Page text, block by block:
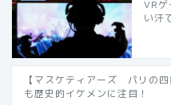
VRゲ
い汗
【マスケティアーズ パリの四
も歴史的イケメンに注目！